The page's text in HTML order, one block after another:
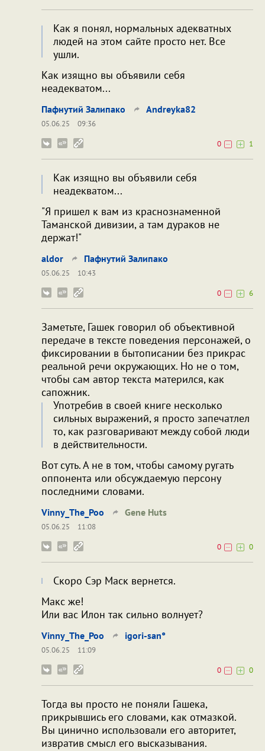
Как я понял, нормальных адекватных
людей на этом сайте просто нет. Все
ушли.
Как изящно вы объявили себя
неадекватом...
Пафнутий Залипако Andreyka82
05.06.25
09:36
0
1
Как изящно вы объявили себя
неадекватом...
"Я пришел к вам из краснознаменной
Таманской дивизии, а там дураков не
держат!"
aldor Пафнутий Залипако
05.06.25
10:43
0
6
Заметьте, Гашек говорил об объективной
передаче в тексте поведения персонажей, о
фиксировании в бытописании без прикрас
реальной речи окружающих. Но не о том,
чтобы сам автор текста матерился, как
сапожник.
Употребив в своей книге несколько
сильных выражений, я просто запечатлел
то, как разговаривают между собой люди
в действительности.
Вот суть. А не в том, чтобы самому ругать
оппонента или обсуждаемую персону
последними словами.
Vinny_The_Poo Gene Huts
05.06.25
11:08
0
0
Скоро Сэр Маск вернется.
Макс же!
Или вас Илон так сильно волнует?
Vinny_The_Poo igori-san°
05.06.25
11:09
0
0
Тогда вы просто не поняли Гашека,
прикрывшись его словами, как отмазкой.
Вы цинично использовали его авторитет,
извратив смысл его высказывания.